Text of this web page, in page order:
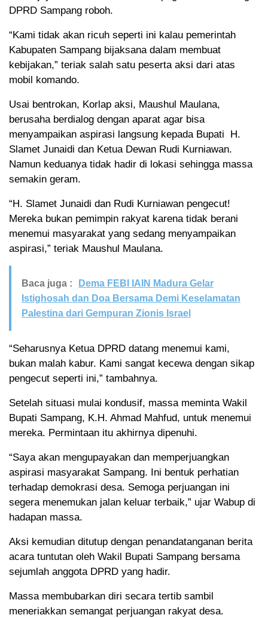
DPRD Sampang roboh.
“Kami tidak akan ricuh seperti ini kalau pemerintah
Kabupaten Sampang bijaksana dalam membuat
kebijakan,” teriak salah satu peserta aksi dari atas
mobil komando.
Usai bentrokan, Korlap aksi, Maushul Maulana,
berusaha berdialog dengan aparat agar bisa
menyampaikan aspirasi langsung kepada Bupati H.
Slamet Junaidi dan Ketua Dewan Rudi Kurniawan.
Namun keduanya tidak hadir di lokasi sehingga massa
semakin geram.
“H. Slamet Junaidi dan Rudi Kurniawan pengecut!
Mereka bukan pemimpin rakyat karena tidak berani
menemui masyarakat yang sedang menyampaikan
aspirasi,” teriak Maushul Maulana.
Baca juga :
Dema FEBI IAIN Madura Gelar
Istighosah dan Doa Bersama Demi Keselamatan
Palestina dari Gempuran Zionis Israel
“Seharusnya Ketua DPRD datang menemui kami,
bukan malah kabur. Kami sangat kecewa dengan sikap
pengecut seperti ini,” tambahnya.
Setelah situasi mulai kondusif, massa meminta Wakil
Bupati Sampang, K.H. Ahmad Mahfud, untuk menemui
mereka. Permintaan itu akhirnya dipenuhi.
“Saya akan mengupayakan dan memperjuangkan
aspirasi masyarakat Sampang. Ini bentuk perhatian
terhadap demokrasi desa. Semoga perjuangan ini
segera menemukan jalan keluar terbaik,” ujar Wabup di
hadapan massa.
Aksi kemudian ditutup dengan penandatanganan berita
acara tuntutan oleh Wakil Bupati Sampang bersama
sejumlah anggota DPRD yang hadir.
Massa membubarkan diri secara tertib sambil
meneriakkan semangat perjuangan rakyat desa.